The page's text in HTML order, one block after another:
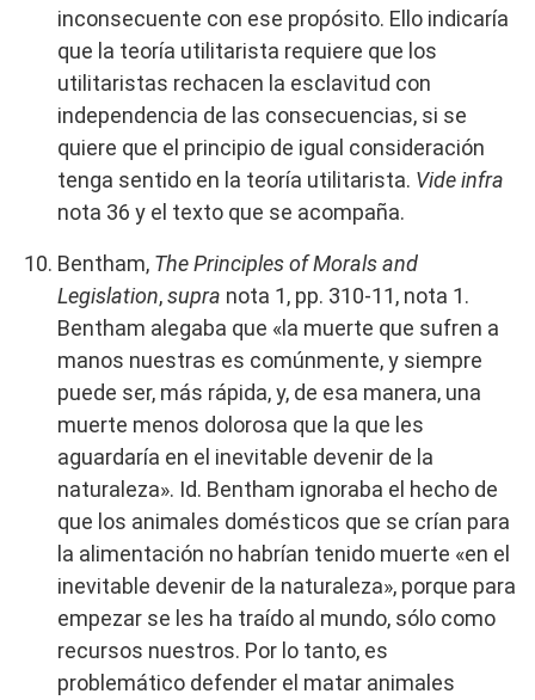
inconsecuente con ese propósito. Ello indicaría
que la teoría utilitarista requiere que los
utilitaristas rechacen la esclavitud con
independencia de las consecuencias, si se
quiere que el principio de igual consideración
tenga sentido en la teoría utilitarista. Vide infra
nota 36 y el texto que se acompaña.
Bentham, The Principles of Morals and
Legislation,supra nota 1, pp. 310-11, nota 1.
Bentham alegaba que «la muerte que sufren a
manos nuestras es comúnmente, y siempre
puede ser, más rápida, y, de esa manera, una
muerte menos dolorosa que la que les
aguardaría en el inevitable devenir de la
naturaleza». Id. Bentham ignoraba el hecho de
que los animales domésticos que se crían para
la alimentación no habrían tenido muerte «en el
inevitable devenir de la naturaleza», porque para
empezar se les ha traído al mundo, sólo como
recursos nuestros. Por lo tanto, es
problemático defender el matar animales